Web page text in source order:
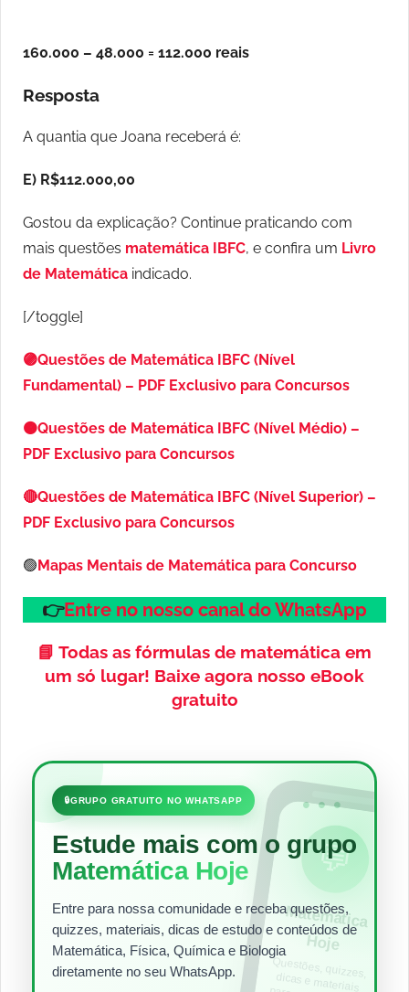
160.000 – 48.000 = 112.000 reais
Resposta
A quantia que Joana receberá é:
E) R$112.000,00
Gostou da explicação? Continue praticando com
mais questões matemática IBFC, e confira um Livro
de Matemática indicado.
[/toggle]
🟣Questões de Matemática IBFC (Nível
Fundamental) – PDF Exclusivo para Concursos
🟠Questões de Matemática IBFC (Nível Médio) –
PDF Exclusivo para Concursos
🔴Questões de Matemática IBFC (Nível Superior) –
PDF Exclusivo para Concursos
🟢 Mapas Mentais de Matemática para Concurso
👉Entre no nosso canal do WhatsApp
📘 Todas as fórmulas de matemática em
um só lugar! Baixe agora nosso eBook
gratuito
•••
🔒GRUPO GRATUITO NO WHATSAPP
Estude mais com o grupo
Matemática Hoje
Entre para nossa comunidade e receba questões,
quizzes, materiais, dicas de estudo e conteúdos de
Matemática, Física, Química e Biologia
diretamente no seu WhatsApp.
💬
Matem
ática
Hoje
Questões, quizzes,
dicas e materiais
para estudar todos